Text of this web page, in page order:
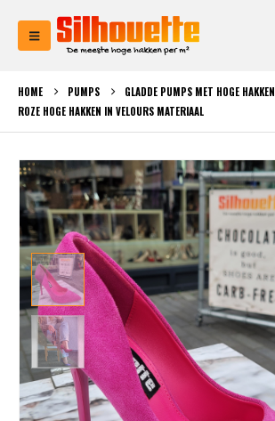
HOME PUMPS
GLADDE PUMPS MET HOGE HAKKEN
ROZE HOGE HAKKEN IN VELOURS MATERIAAL